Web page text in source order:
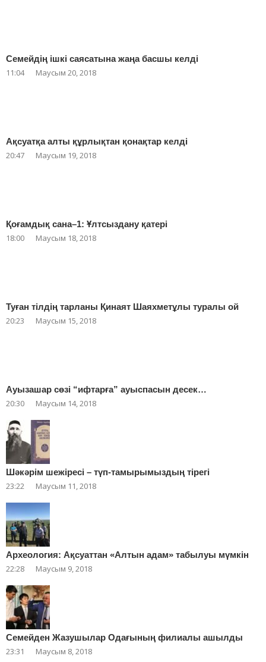
Семейдің ішкі саясатына жаңа басшы келді
11:04 Маусым 20, 2018
Ақсуатқа алты құрлықтан қонақтар келді
20:47 Маусым 19, 2018
Қоғамдық сана–1: Ұлтсыздану қатері
18:00 Маусым 18, 2018
Туған тілдің тарланы Қинаят Шаяхметұлы туралы ой
20:23 Маусым 15, 2018
Ауызашар сөзі “ифтарға” ауыспасын десек…
20:30 Маусым 14, 2018
Шәкәрім шежіресі – түп-тамырымыздың тірегі
23:22 Маусым 11, 2018
Археология: Ақсуаттан «Алтын адам» табылуы мүмкін
22:28 Маусым 9, 2018
Cемейден Жазушылар Одағының филиалы ашылды
23:31 Маусым 8, 2018